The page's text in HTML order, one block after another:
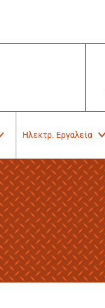
Ηλεκτρ. Εργαλεία